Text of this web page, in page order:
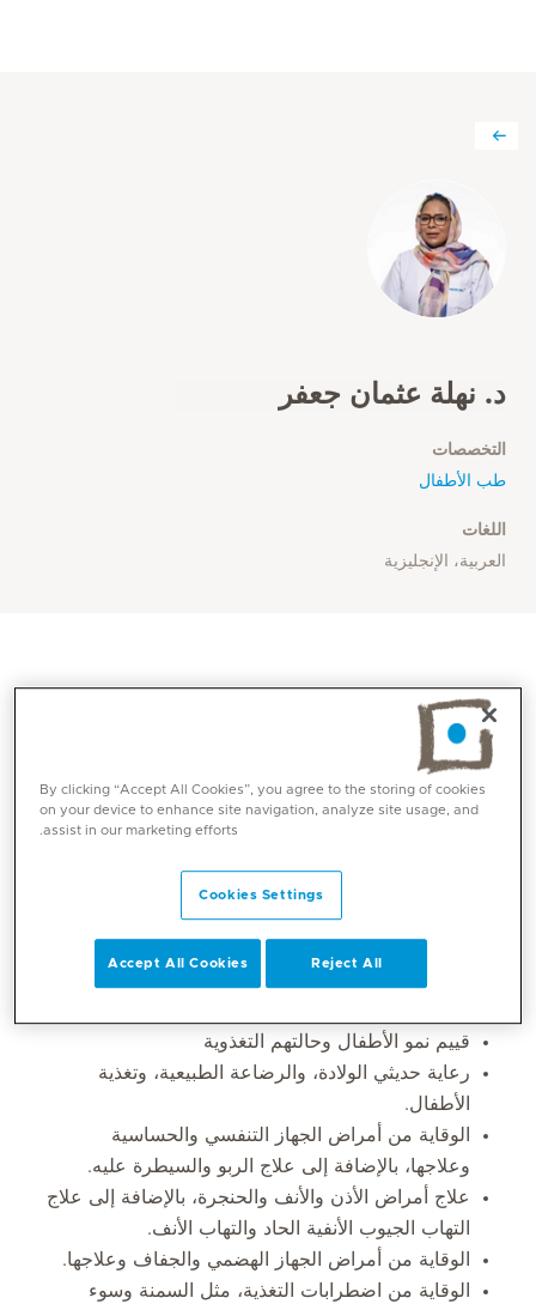
د. نهلة عثمان جعفر
التخصصات
طب الأطفال
اللغات
العربية، الإنجليزية
Core competencies
قييم نمو الأطفال وحالتهم التغذوية
رعاية حديثي الولادة، والرضاعة الطبيعية، وتغذية
الأطفال.
الوقاية من أمراض الجهاز التنفسي والحساسية
وعلاجها، بالإضافة إلى علاج الربو والسيطرة عليه.
علاج أمراض الأذن والأنف والحنجرة، بالإضافة إلى علاج
التهاب الجيوب الأنفية الحاد والتهاب الأنف.
الوقاية من أمراض الجهاز الهضمي والجفاف وعلاجها.
الوقاية من اضطرابات التغذية، مثل السمنة وسوء
By clicking “Accept All Cookies”, you agree to the storing of cookies
on your device to enhance site navigation, analyze site usage, and
assist in our marketing efforts.
Cookies Settings
Reject All
Accept All Cookies